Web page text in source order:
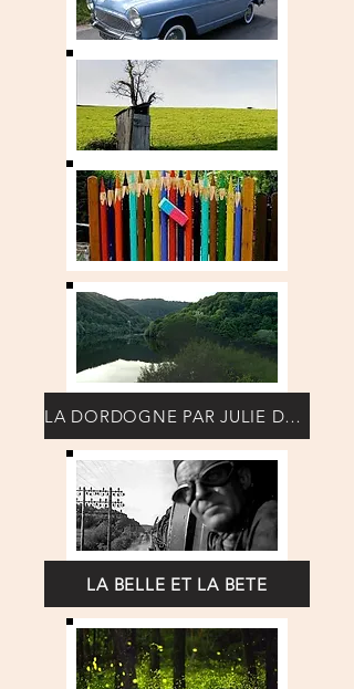
LA DORDOGNE PAR JULIE DAUREL
LA BELLE ET LA BETE